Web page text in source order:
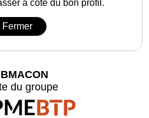
à côté du bon profil.
Fermer
du groupe